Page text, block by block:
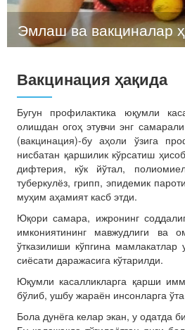
Эмлаш ва вакциналар
Вакцинация ҳақида
Бугун профилактика юқумли
олишдан огоҳ этувчи энг
(вакцинация)-бу аҳоли ўзига
нисбатан қаршилик кўрсатиш
дифтерия, кўк йўтал,
туберкулёз, грипп, эпидемик
муҳим аҳамият касб этди.
Юқори самара, ижронинг
имкониятининг мавжудлиги ва
ўтказилиши кўпгина
сиёсати даражасига кўтарилди.
Юқумли касалликларга қарши
бўлиб, ушбу жараён инсонларга
Бола дунёга келар экан, у одатда